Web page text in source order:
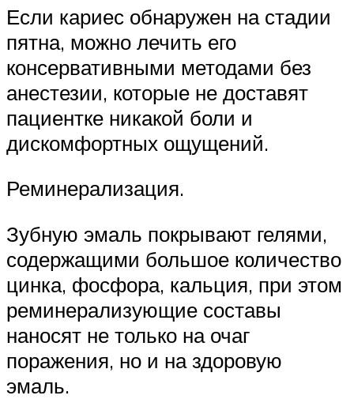
Если кариес обнаружен на стадии
пятна, можно лечить его
консервативными методами без
анестезии, которые не доставят
пациентке никакой боли и
дискомфортных ощущений.
Реминерализация.
Зубную эмаль покрывают гелями,
содержащими большое количество
цинка, фосфора, кальция, при этом
реминерализующие составы
наносят не только на очаг
поражения, но и на здоровую
эмаль.